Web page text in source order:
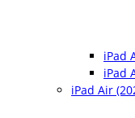
iPad
iPad
iPad Air